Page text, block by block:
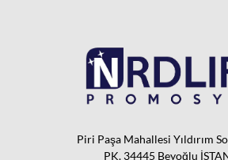
Piri Paşa Mahallesi Yıldırım
PK. 34445 Beyoğlu